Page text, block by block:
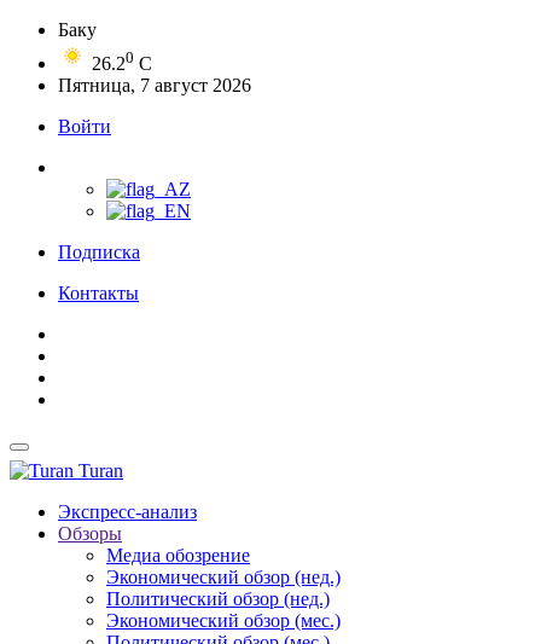
Баку
26.20 C
Пятница, 7 август 2026
Войти
Подписка
Контакты
Turan
Экспресс-анализ
Обзоры
Медиа обозрение
Экономический обзор (нед.)
Политический обзор (нед.)
Экономический обзор (мес.)